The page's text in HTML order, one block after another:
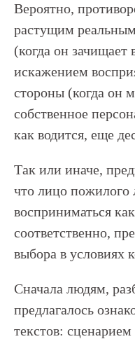
Вероятно,
растущим
(когда он зачищает
искажением
стороны (когда он
собственное
как водится, еще
Так или иначе,
что лицо пожилого
восприниматься
соответственно,
выбора в условиях
Сначала людям,
предлагалось
текстов: